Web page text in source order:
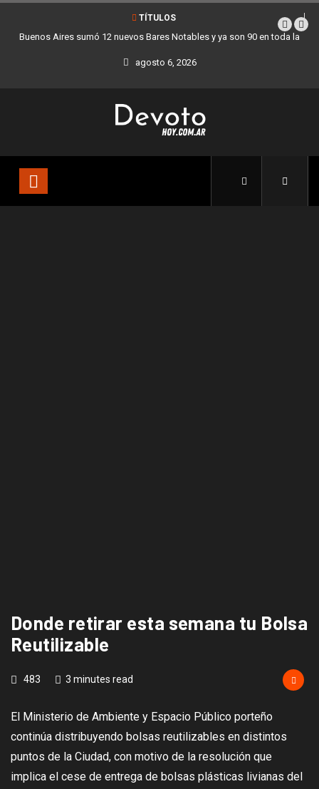
TÍTULOS
Buenos Aires sumó 12 nuevos Bares Notables y ya son 90 en toda la
Ciudad
agosto 6, 2026
Donde retirar esta semana tu Bolsa
Reutilizable
483 3 minutes read
El Ministerio de Ambiente y Espacio Público porteño
continúa distribuyendo bolsas reutilizables en distintos
puntos de la Ciudad, con motivo de la resolución que
implica el cese de entrega de bolsas plásticas livianas del